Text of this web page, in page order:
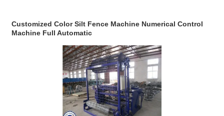
Customized Color Silt Fence Machine Numerical Control
Machine Full Automatic